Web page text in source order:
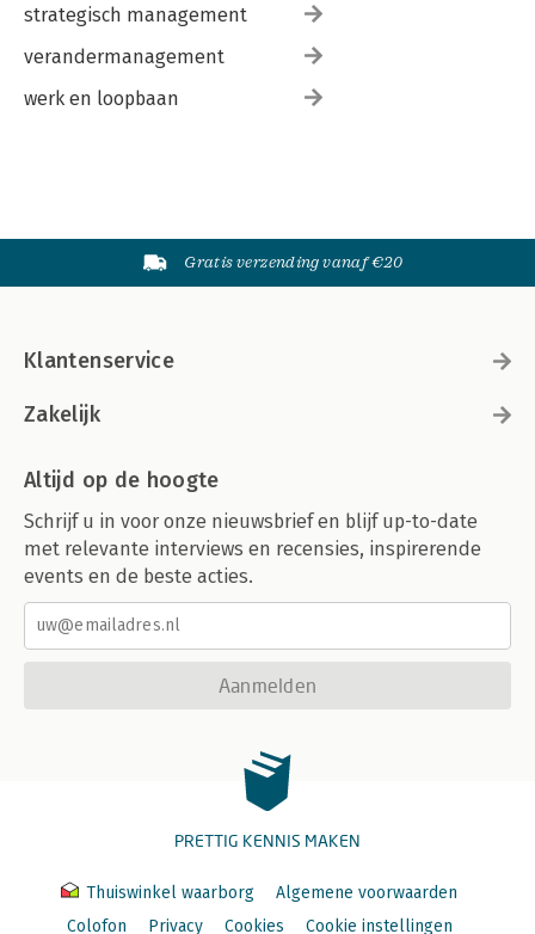
strategisch management
verandermanagement
werk en loopbaan
Gratis verzending vanaf €20
Klantenservice
Zakelijk
Altijd op de hoogte
Schrijf u in voor onze nieuwsbrief en blijf up-to-date
met relevante interviews en recensies, inspirerende
events en de beste acties.
Aanmelden
PRETTIG KENNIS MAKEN
Thuiswinkel waarborg
Algemene voorwaarden
Colofon
Privacy Cookies Cookie instellingen